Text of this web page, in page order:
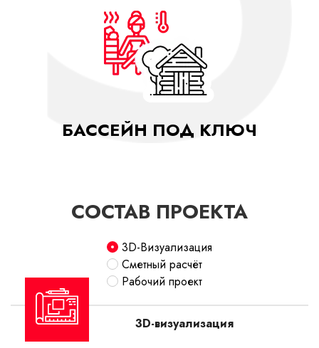
БАССЕЙН ПОД КЛЮЧ
СОСТАВ ПРОЕКТА
3D-Визуализация
Сметный расчёт
Рабочий проект
3D-визуализация